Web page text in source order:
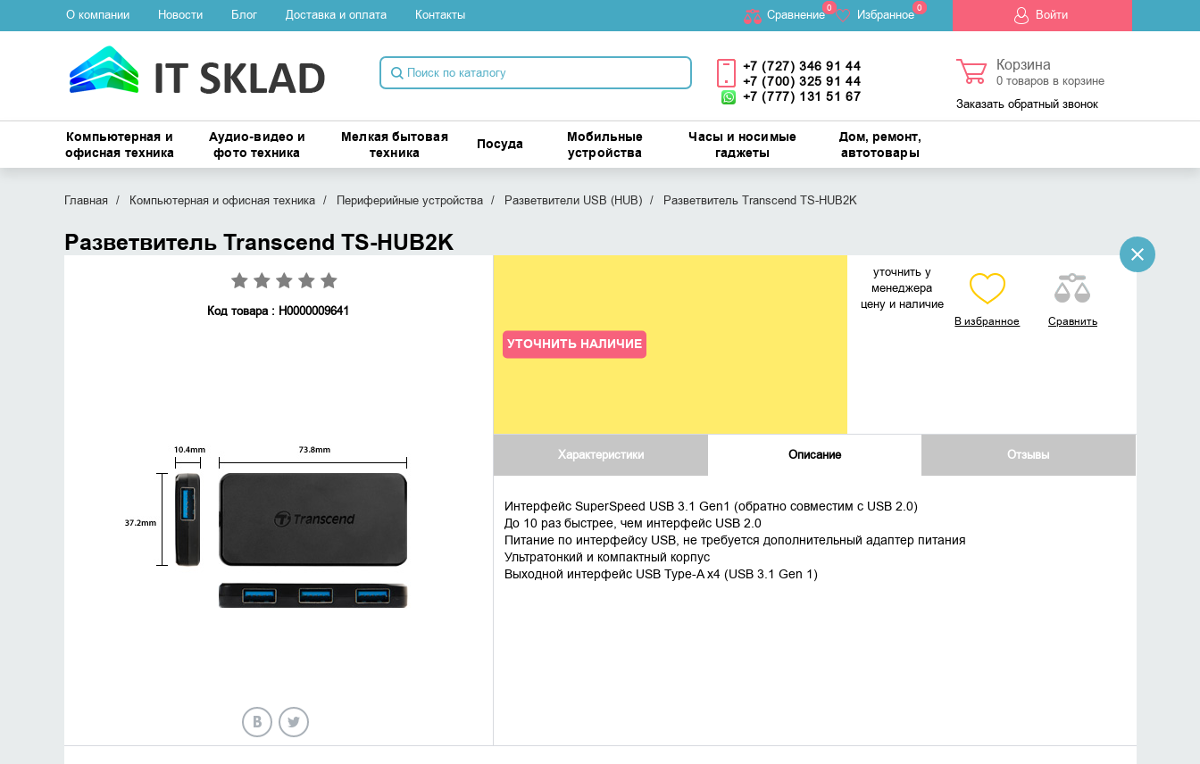
О компании Новости Блог Доставка и оплата Контакты Cравнение0 Избранное 0 Войти
+7 (727) 346 91 44
+7 (700) 325 91 44
+7 (777) 131 51 67
Корзина
0товаров в корзине
Заказать обратный звонок
Компьютерная и
офисная техника
Аудио-видео и
фото техника
Мелкая бытовая
техника
Посуда
Мобильные
устройства
Часы и носимые
гаджеты
Дом, ремонт,
автотовары
Главная Компьютерная и офисная техника Периферийные устройства Разветвители USB (HUB) Разветвитель Transcend TS-HUB2K
Разветвитель Transcend TS-HUB2K
Код товара : Н0000009641
УТОЧНИТЬ НАЛИЧИЕ
уточнить у
менеджера
цену и наличие
В избранное Сравнить
Характеристики Описание Отзывы
Интерфейс SuperSpeed USB 3.1 Gen1 (обратно совместим с USB 2.0)
До 10 раз быстрее, чем интерфейс USB 2.0
Питание по интерфейсу USB, не требуется дополнительный адаптер питания
Ультратонкий и компактный корпус
Выходной интерфейс USB Type-A x4 (USB 3.1 Gen 1)